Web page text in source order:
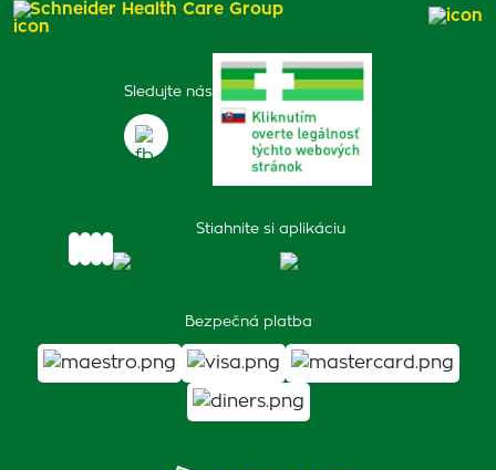
Sledujte nás
Stiahnite si aplikáciu
Bezpečná platba
Schneider Health Care Group